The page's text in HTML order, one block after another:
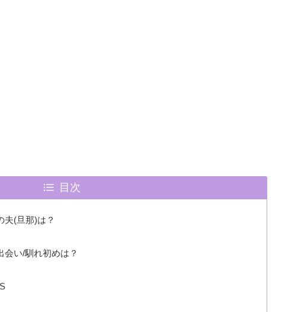
目次
夫(旦那)は？
会い/馴れ初めは？